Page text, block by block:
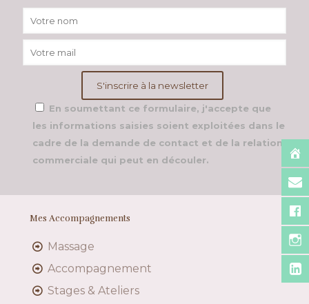
En soumettant ce formulaire, j'accepte que
les informations saisies soient exploitées dans le
cadre de la demande de contact et de la relation
commerciale qui peut en découler.
Mes Accompagnements
Massage
Accompagnement
Stages & Ateliers